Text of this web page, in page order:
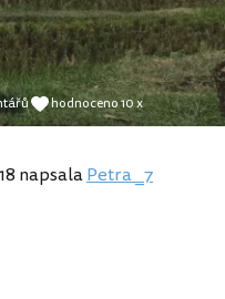
hodnoceno 10 x
napsalaPetra _7